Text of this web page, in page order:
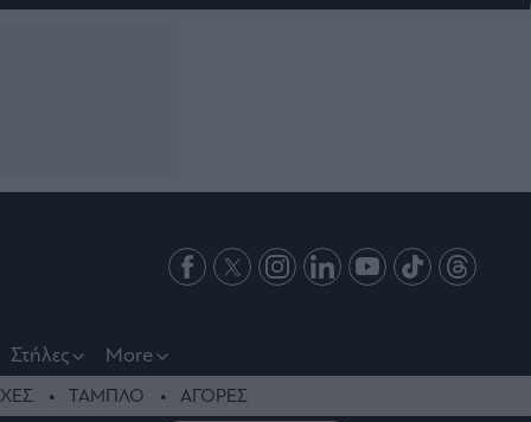
Στήλες More
ΤΑΜΠΛΟ ΑΓΟΡΕΣ